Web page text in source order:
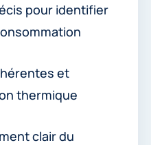
pour identifier
et
thermique
clair du